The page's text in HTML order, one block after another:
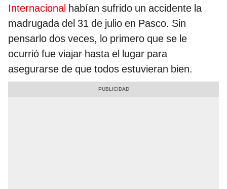
Internacional habían sufrido un accidente la
madrugada del 31 de julio en Pasco. Sin
pensarlo dos veces, lo primero que se le
ocurrió fue viajar hasta el lugar para
asegurarse de que todos estuvieran bien.